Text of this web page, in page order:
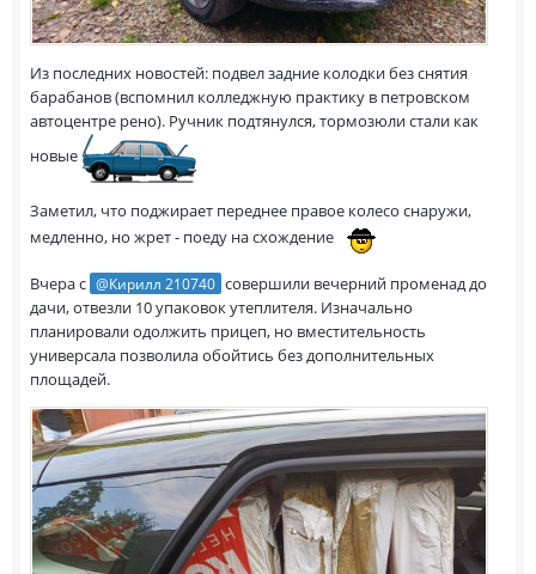
Из последних новостей: подвел задние колодки без снятия
барабанов (вспомнил колледжную практику в петровском
автоцентре рено). Ручник подтянулся, тормозюли стали как
новые
Заметил, что поджирает переднее правое колесо снаружи,
медленно, но жрет - поеду на схождение
Вчера с @Кирилл 210740 совершили вечерний променад до
дачи, отвезли 10 упаковок утеплителя. Изначально
планировали одолжить прицеп, но вместительность
универсала позволила обойтись без дополнительных
площадей.